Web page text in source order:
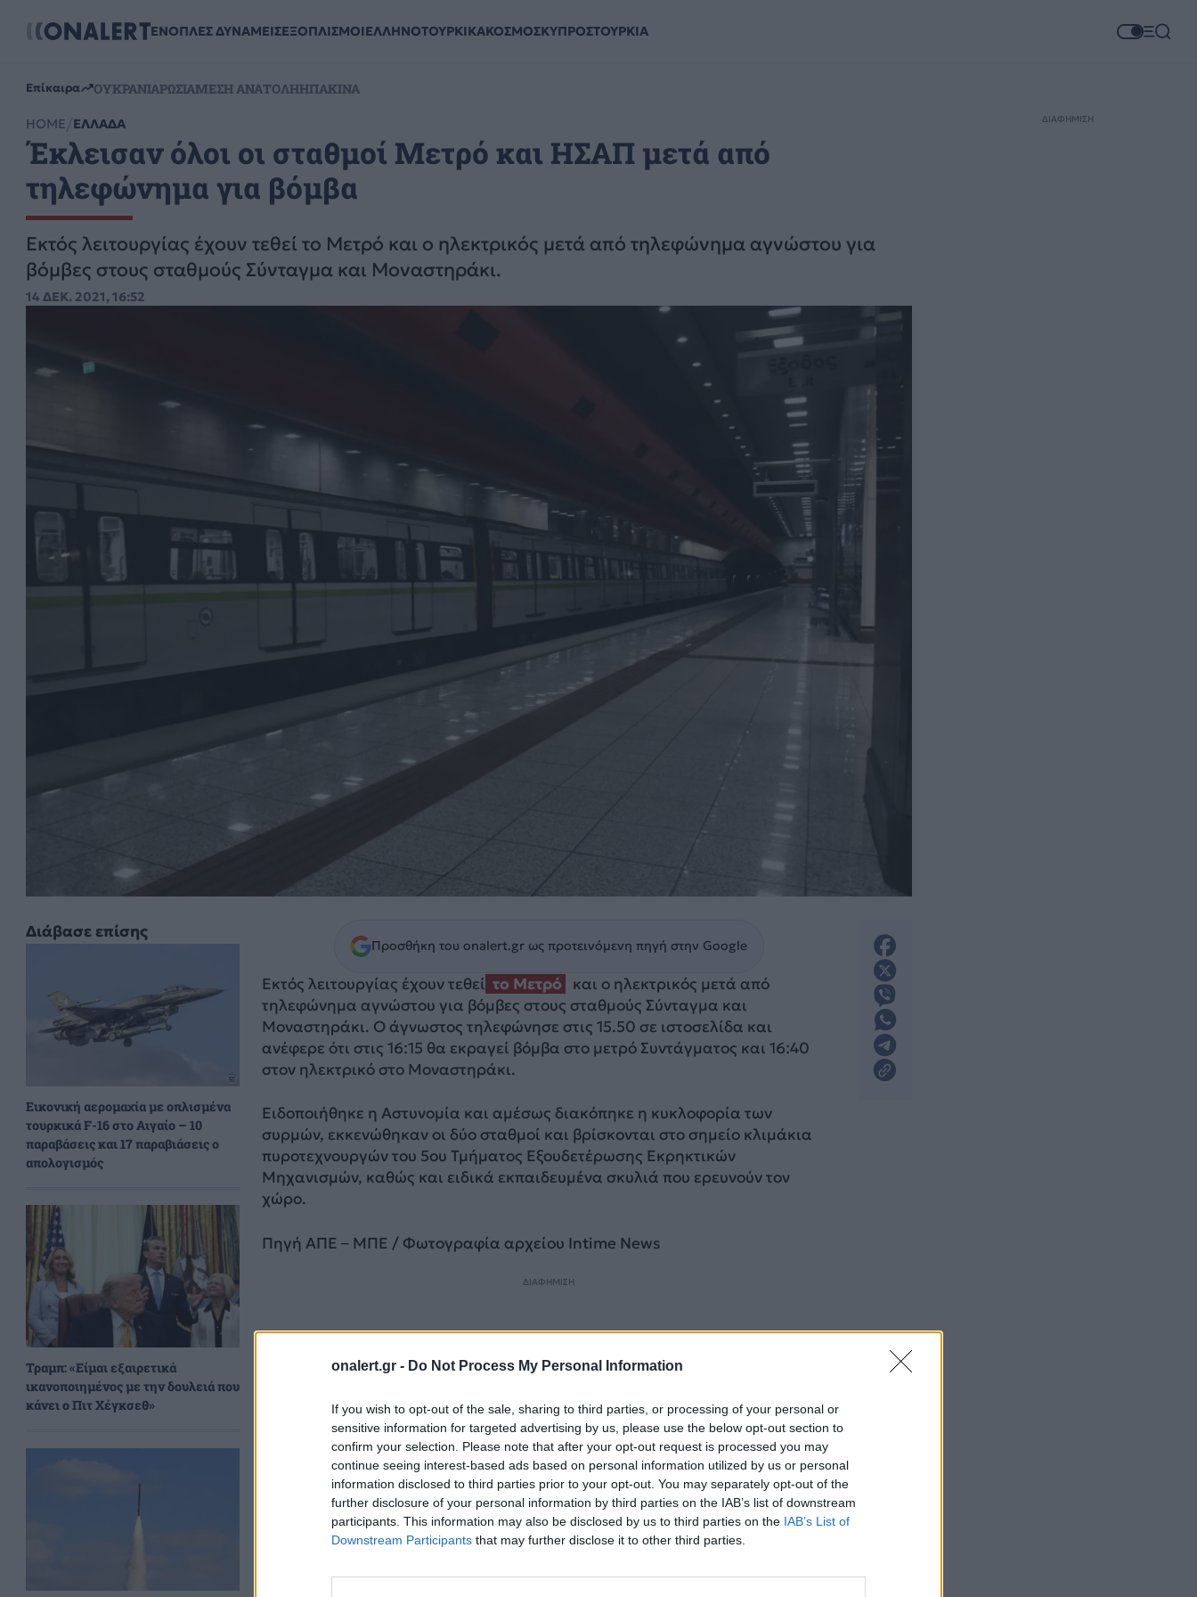
onalert.gr - Do Not Process My Personal Information
If you wish to opt-out of the sale, sharing to third parties, or processing of your personal or
sensitive information for targeted advertising by us, please use the below opt-out section to
confirm your selection. Please note that after your opt-out request is processed you may
continue seeing interest-based ads based on personal information utilized by us or personal
information disclosed to third parties prior to your opt-out. You may separately opt-out of the
further disclosure of your personal information by third parties on the IAB’s list of downstream
participants. This information may also be disclosed by us to third parties on the IAB’s List of
Downstream Participants that may further disclose it to other third parties.
ΕΝΟΠΛΕΣ ΔΥΝΑΜΕΙΣΕΞΟΠΛΙΣΜΟΙΕΛΛΗΝΟΤΟΥΡΚΙΚΑΚΟΣΜΟΣΚΥΠΡΟΣΤΟΥΡΚΙΑ
Επίκαιρα ΟΥΚΡΑΝΙΑΡΩΣΙΑΜΕΣΗ ΑΝΑΤΟΛΗΗΠΑΚΙΝΑ
HOME ΕΛΛΑΔΑ
Έκλεισαν όλοι οι σταθμοί Μετρό και ΗΣΑΠ μετά από
τηλεφώνημα για βόμβα
Εκτός λειτουργίας έχουν τεθεί το Μετρό και ο ηλεκτρικός μετά από τηλεφώνημα αγνώστου για
βόμβες στους σταθμούς Σύνταγμα και Μοναστηράκι.
14 ΔΕΚ. 2021, 16:52
Διάβασε επίσης
Εικονική αερομαχία με οπλισμένα
τουρκικά F-16 στο Αιγαίο – 10
παραβάσεις και 17 παραβιάσεις ο
απολογισμός
Τραμπ: «Είμαι εξαιρετικά
ικανοποιημένος με την δουλειά που
κάνει ο Πιτ Χέγκσεθ»
Προσθήκη του onalert.gr ως προτεινόμενη πηγή στην Google
Εκτός λειτουργίας έχουν τεθεί το Μετρό
και ο ηλεκτρικός μετά από
τηλεφώνημα αγνώστου για βόμβες στους σταθμούς Σύνταγμα και
Μοναστηράκι. Ο άγνωστος τηλεφώνησε στις 15.50 σε ιστοσελίδα και
ανέφερε ότι στις 16:15 θα εκραγεί βόμβα στο μετρό Συντάγματος και 16:40
στον ηλεκτρικό στο Μοναστηράκι.
Ειδοποιήθηκε η Αστυνομία και αμέσως διακόπηκε η κυκλοφορία των
συρμών, εκκενώθηκαν οι δύο σταθμοί και βρίσκονται στο σημείο κλιμάκια
πυροτεχνουργών του 5ου Τμήματος Εξουδετέρωσης Εκρηκτικών
Μηχανισμών, καθώς και ειδικά εκπαιδευμένα σκυλιά που ερευνούν τον
χώρο.
Πηγή ΑΠΕ – ΜΠΕ / Φωτογραφία αρχείου Intime News
ΔΙΑΦΗΜΙΣΗ
ΔΙΑΦΗΜΙΣΗ